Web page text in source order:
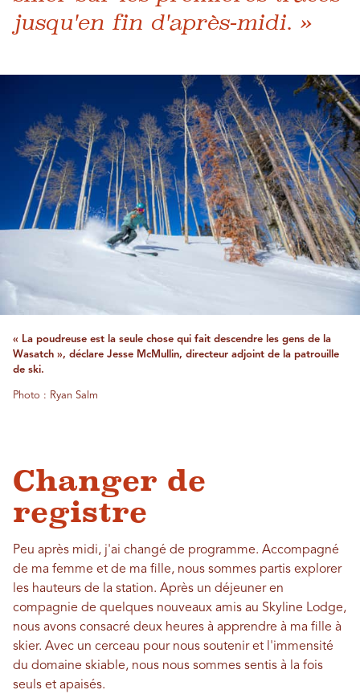
jusqu'en fin d'après-midi. »
« La poudreuse est la seule chose qui fait descendre les gens de la
Wasatch », déclare Jesse McMullin, directeur adjoint de la patrouille
de ski.
Photo : Ryan Salm
Changer de
registre
Peu après midi, j'ai changé de programme. Accompagné
de ma femme et de ma fille, nous sommes partis explorer
les hauteurs de la station. Après un déjeuner en
compagnie de quelques nouveaux amis au Skyline Lodge,
nous avons consacré deux heures à apprendre à ma fille à
skier. Avec un cerceau pour nous soutenir et l'immensité
du domaine skiable, nous nous sommes sentis à la fois
seuls et apaisés.